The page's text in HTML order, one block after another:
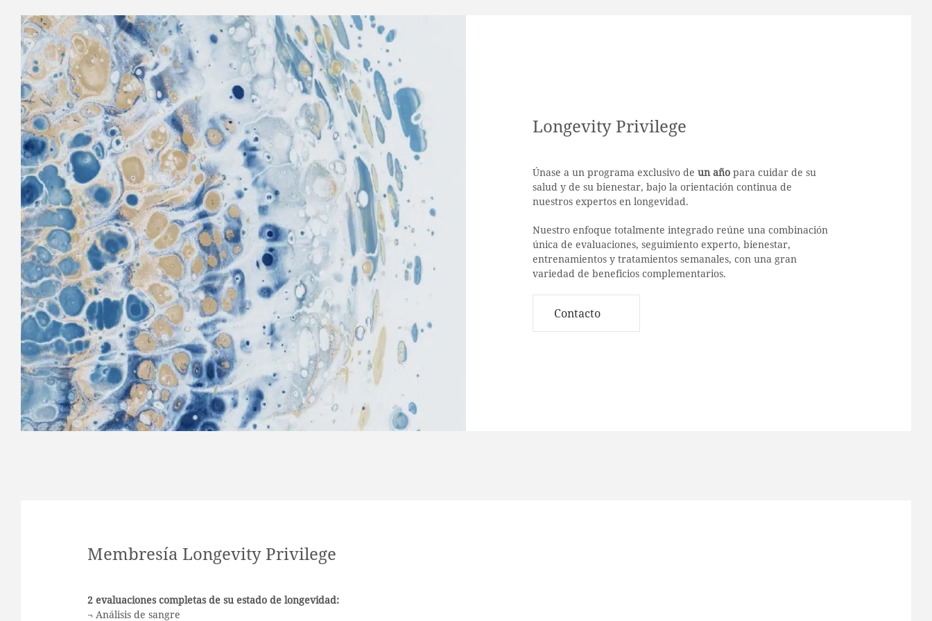
Longevity Privilege
Únase a un programa exclusivo de un año para cuidar de su
salud y de su bienestar, bajo la orientación continua de
nuestros expertos en longevidad.
Nuestro enfoque totalmente integrado reúne una combinación
única de evaluaciones, seguimiento experto, bienestar,
entrenamientos y tratamientos semanales, con una gran
variedad de beneficios complementarios.
Contacto
Membresía Longevity Privilege
2 evaluaciones completas de su estado de longevidad:
¬ Análisis de sangre